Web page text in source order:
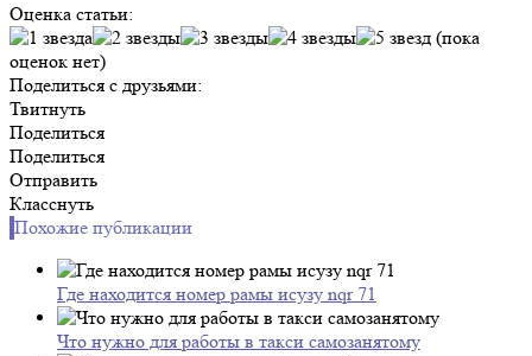
Оценка статьи:
(пока
оценок нет)
Поделиться с друзьями:
Твитнуть
Поделиться
Поделиться
Отправить
Класснуть
Похожие публикации
Где находится номер рамы исузу nqr 71
Что нужно для работы в такси самозанятому